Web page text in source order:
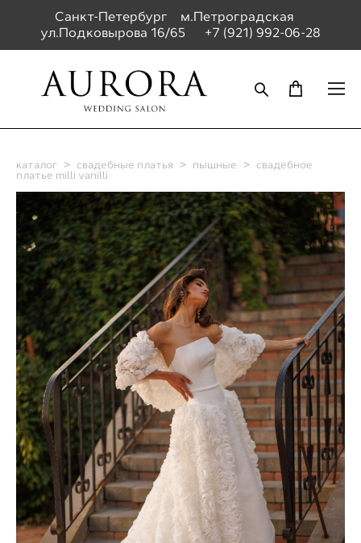
Санкт-Петербург м.Петроградская
ул.Подковырова 16/65 +7 (921) 992-06-28
каталог > свадебные платья > пышные > свадебное
платье milli vanilli